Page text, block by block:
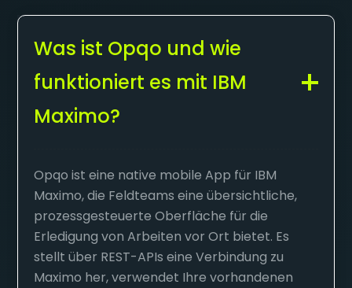
Was ist Opqo und wie
funktioniert es mit IBM
Maximo?
Opqo ist eine native mobile App für IBM
Maximo, die Feldteams eine übersichtliche,
prozessgesteuerte Oberfläche für die
Erledigung von Arbeiten vor Ort bietet. Es
stellt über REST-APIs eine Verbindung zu
Maximo her, verwendet Ihre vorhandenen